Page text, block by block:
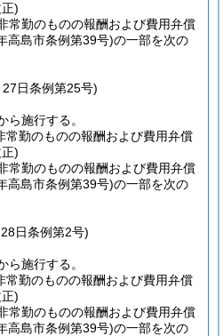
)
常勤のものの報酬および費用弁償
高島市条例第39号)の一部を次の
27日条例第25号)
ら施行する。
常勤のものの報酬および費用弁償
)
常勤のものの報酬および費用弁償
高島市条例第39号)の一部を次の
日条例第2号)
ら施行する。
常勤のものの報酬および費用弁償
)
常勤のものの報酬および費用弁償
高島市条例第39号)の一部を次の